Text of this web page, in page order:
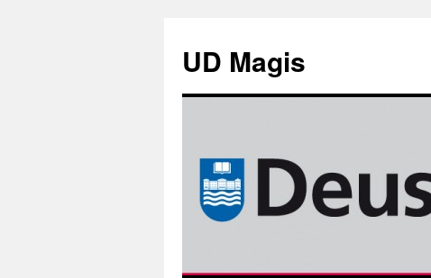
contenido
UD Magis